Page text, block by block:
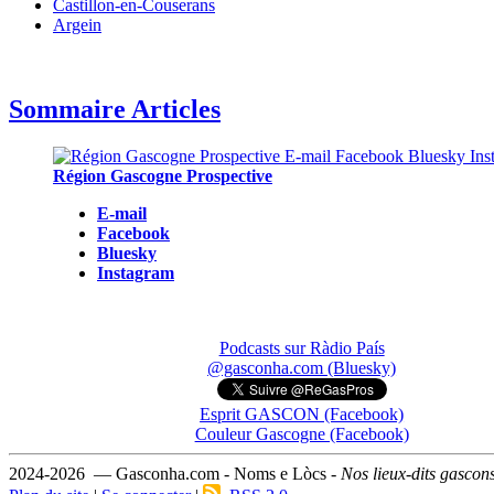
Castillon-en-Couserans
Argein
Sommaire Articles
Région Gascogne Prospective
E-mail
Facebook
Bluesky
Instagram
Podcasts sur Ràdio País
@gasconha.com (Bluesky)
Esprit GASCON (Facebook)
Couleur Gascogne (Facebook)
2024-2026 — Gasconha.com - Noms e Lòcs - Nos lieux-dits